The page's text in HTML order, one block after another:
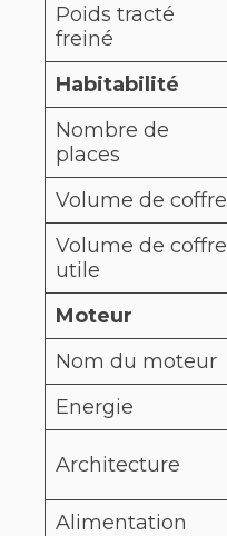
Poids tracté
freiné
Habitabilité
Nombre de
places
Volume de coffre
Volume de coffre
utile
Moteur
Nom du moteur
Energie
Architecture
Alimentation